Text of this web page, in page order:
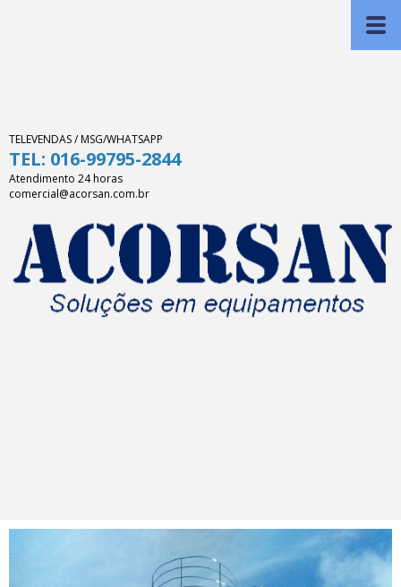
TELEVENDAS / MSG/WHATSAPP
TEL: 016-99795-2844
Atendimento 24 horas
comercial@acorsan.com.br